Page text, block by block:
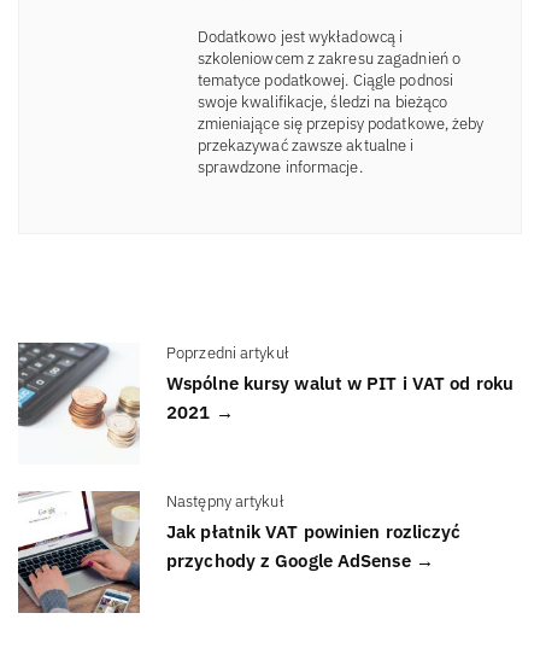
Dodatkowo jest wykładowcą i
szkoleniowcem z zakresu zagadnień o
tematyce podatkowej. Ciągle podnosi
swoje kwalifikacje, śledzi na bieżąco
zmieniające się przepisy podatkowe, żeby
przekazywać zawsze aktualne i
sprawdzone informacje.
Poprzedni artykuł
Wspólne kursy walut w PIT i VAT od roku
2021 →
Następny artykuł
Jak płatnik VAT powinien rozliczyć
przychody z Google AdSense →